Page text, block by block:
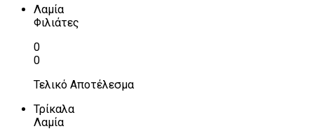
Λαμία
Φιλιάτες
0
0
Τελικό Αποτέλεσμα
Τρίκαλα
Λαμία